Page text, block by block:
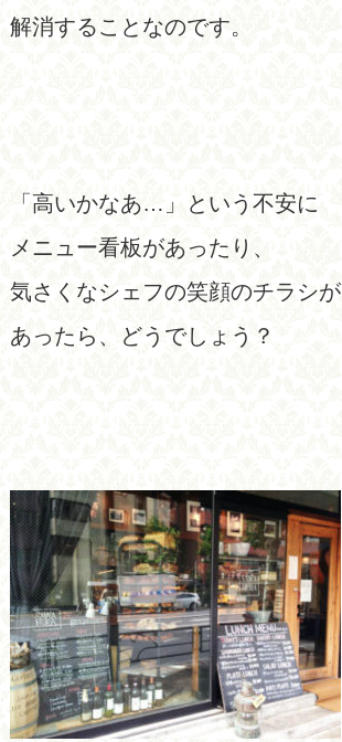
解消することなのです。
「高いかなあ…」という不安に
メニュー看板があったり、
気さくなシェフの笑顔のチラシが
あったら、どうでしょう？